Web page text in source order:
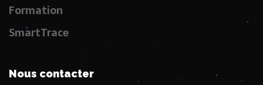
Formation
SmartTrace
Nous contacter